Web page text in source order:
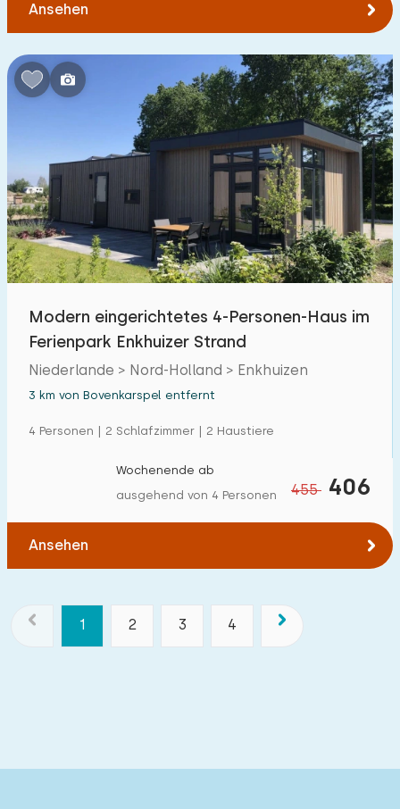
Ansehen
Modern eingerichtetes 4-Personen-Haus im
Ferienpark Enkhuizer Strand
Niederlande > Nord-Holland > Enkhuizen
3 km von Bovenkarspel entfernt
4 Personen | 2 Schlafzimmer | 2 Haustiere
455 406
Wochenende ab
ausgehend von 4 Personen
Ansehen
1 2 3 4